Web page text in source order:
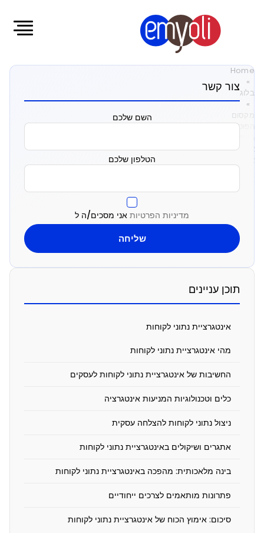
Home
»
בלוג
»
מקסום
הפוטנציאל
אימוץ
אינטגרציית
נתוני
מקסום
הפוטנציאל
העסקי:
אימוץ
אינטגרציית
לקוחות
צור קשר
השם שלכם
הטלפון שלכם
מדיניות הפרטיות אני מסכים/ה ל
תוכן עניינים
אינטגרציית נתוני לקוחות
מהי אינטגרציית נתוני לקוחות
החשיבות של אינטגרציית נתוני לקוחות לעסקים
כלים וטכנולוגיות המניעות אינטגרציה
ניצול נתוני לקוחות להצלחה עסקית
אתגרים ושיקולים באינטגרציית נתוני לקוחות
בינה מלאכותית: מהפכה באינטגרציית נתוני לקוחות
פתרונות מותאמים לצרכים ייחודיים
סיכום: אימוץ הכוח של אינטגרציית נתוני לקוחות